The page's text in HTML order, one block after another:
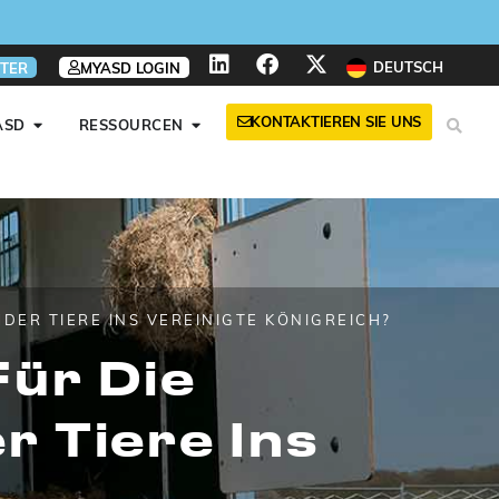
MYASD LOGIN DEUTSCH
RESSOURCEN KONTAKTIEREN SIE UNS
TIERE INS VEREINIGTE KÖNIGREICH?
Die
Tiere Ins